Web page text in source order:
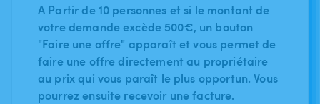
A Partir de 10 personnes et si le montant de
votre demande excède 500€, un bouton
"Faire une offre" apparaît et vous permet de
faire une offre directement au propriétaire
au prix qui vous paraît le plus opportun. Vous
pourrez ensuite recevoir une facture.